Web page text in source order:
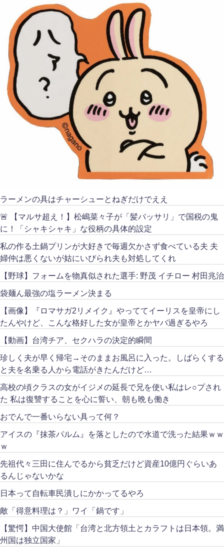
ラーメンの具はチャーシューとねぎだけでええ
🚨 【マルサ超え！】松嶋菜々子が「髪バッサリ」で国税の鬼
に！「シャキシャキ」な役柄の具体的設定
私の作る土鍋プリンが大好きで毎週欠かさず食べている夫 夫
婦仲は悪くないが姑にいびられ夫も対処してくれ
【野球】フォームを物真似された選手: 野茂 イチロー 村田兆治
袋麺ん最強の塩ラーメン決まる
【画像】『ロマサガ2リメイク』やっててイーリスを皇帝にし
たんやけど、こんな格好した女が皇帝とかヤバ過ぎるやろ
【動画】台湾チア、セクハラの決定的瞬間
珍しく夫が早く帰宅→そのままお風呂に入った。しばらくする
と夫を名乗る人から電話がきたんだけど…
高校の頃クラスの女がイジメの延長で兄を使い私はレ○プされ
た 私は復讐することを心に誓い、朝も晩も働き
おでんで一番いらない具って何？
アイスの『抹茶パルム』を落としたので水道で洗った結果ｗｗ
ｗ
先祖代々三田に住んでるから貧乏だけど資産10億円ぐらいあ
るんじゃないかな
日本って自転車民潰しにかかってるやろ
敵「得意料理は？」ワイ「鍋です」
【驚愕】中国大使館「台湾と北方領土とカラフトは日本領。満
州国は独立国家」